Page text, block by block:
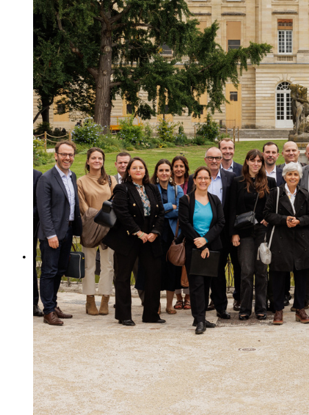
Expertise
Nos métiers
Apsys Brand Booster